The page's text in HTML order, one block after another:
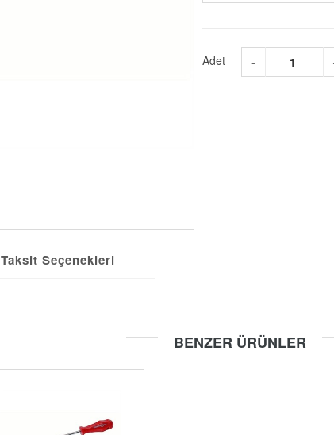
Adet -
Taksit Seçenekleri
BENZER ÜRÜNLER